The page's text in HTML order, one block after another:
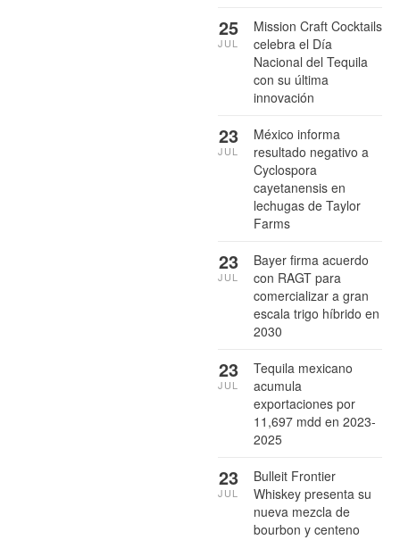
Mission Craft Cocktails
celebra el Día
Nacional del Tequila
con su última
innovación
25
JUL
México informa
resultado negativo a
Cyclospora
cayetanensis en
lechugas de Taylor
Farms
23
JUL
Bayer firma acuerdo
con RAGT para
comercializar a gran
escala trigo híbrido en
2030
23
JUL
Tequila mexicano
acumula
exportaciones por
11,697 mdd en 2023-
2025
23
JUL
Bulleit Frontier
Whiskey presenta su
nueva mezcla de
bourbon y centeno
23
JUL